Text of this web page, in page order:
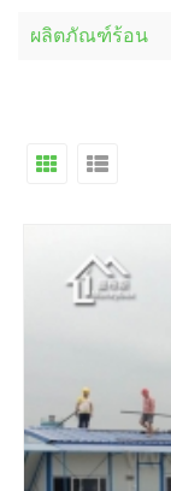
ผลิตภัณฑ์ร้อน